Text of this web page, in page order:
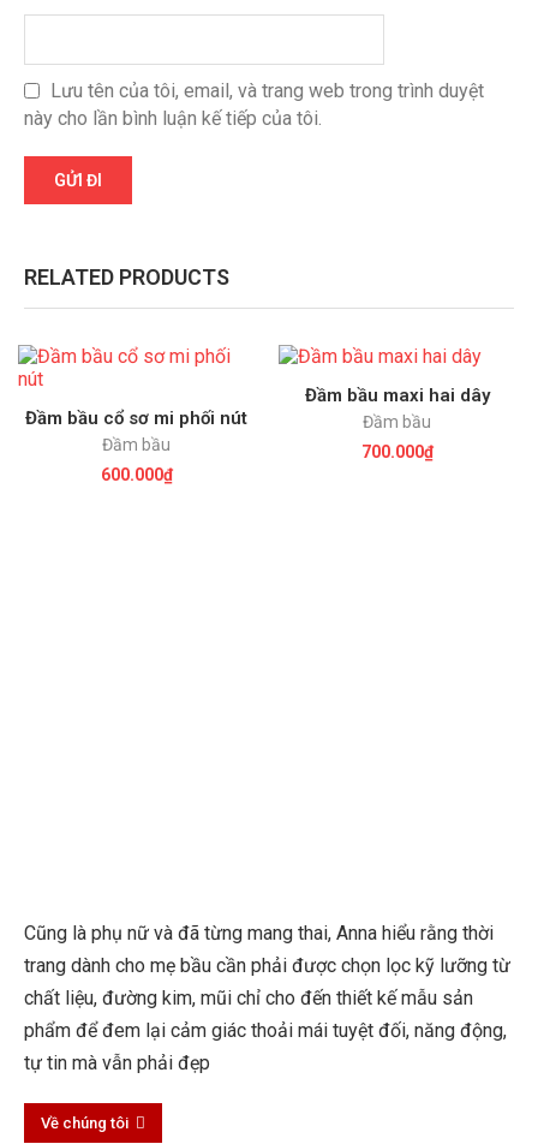
Lưu tên của tôi, email, và trang web trong trình duyệt
này cho lần bình luận kế tiếp của tôi.
RELATED PRODUCTS
Đầm bầu cổ sơ mi phối nút
Đầm bầu
600.000₫
Đầm bầu maxi hai dây
Đầm bầu
700.000₫
Cũng là phụ nữ và đã từng mang thai, Anna hiểu rằng thời
trang dành cho mẹ bầu cần phải được chọn lọc kỹ lưỡng từ
chất liệu, đường kim, mũi chỉ cho đến thiết kế mẫu sản
phẩm để đem lại cảm giác thoải mái tuyệt đối, năng động,
tự tin mà vẫn phải đẹp
Về chúng tôi